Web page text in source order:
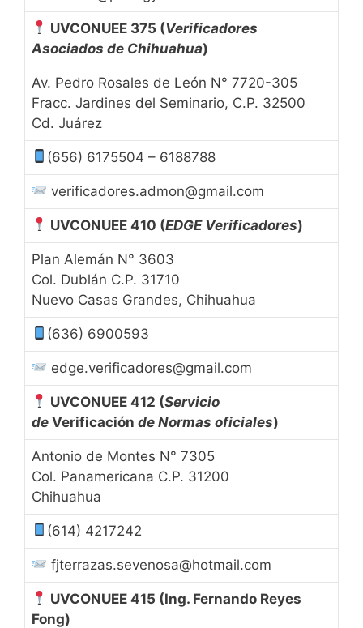
UVCONUEE 375 (Verificadores
Asociados de Chihuahua)
Av. Pedro Rosales de León N° 7720-305
Fracc. Jardines del Seminario, C.P. 32500
Cd. Juárez
(656) 6175504 – 6188788
verificadores.admon@gmail.com
UVCONUEE 410 (EDGE Verificadores)
Plan Alemán N° 3603
Col. Dublán C.P. 31710
Nuevo Casas Grandes, Chihuahua
(636) 6900593
edge.verificadores@gmail.com
UVCONUEE 412 (Servicio
de Verificación de Normas oficiales)
Antonio de Montes N° 7305
Col. Panamericana C.P. 31200
Chihuahua
(614) 4217242
fjterrazas.sevenosa@hotmail.com
UVCONUEE 415 (Ing. Fernando Reyes
Fong)